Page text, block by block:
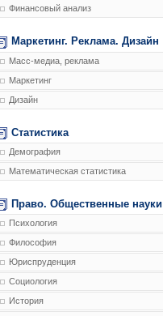
Финансовый анализ
Маркетинг. Реклама. Дизайн
Масс-медиа, реклама
Маркетинг
Дизайн
Статистика
Демография
Математическая статистика
Право. Общественные науки
Психология
Философия
Юриспруденция
Социология
История